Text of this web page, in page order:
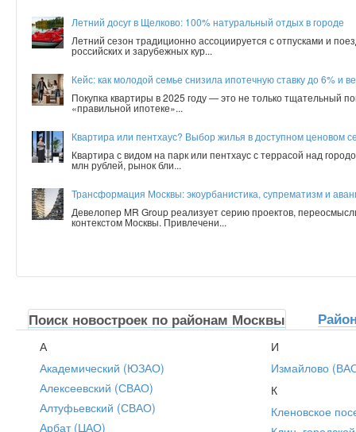
Летний досуг в Щелково: 100% натуральный отдых в городе
Летний сезон традиционно ассоциируется с отпусками и
российских и зарубежных кур...
Кейс: как молодой семье снизила ипотечную ставку до 6% и
Покупка квартиры в 2025 году — это не только тщательный
«правильной ипотеке»...
Квартира или пентхаус? Выбор жилья в доступном ценовом
Квартира с видом на парк или пентхаус с террасой над
млн рублей, рынок бли...
Трансформация Москвы: экоурбанистика, супрематизм и
Девелопер MR Group реализует серию проектов,
контекстом Москвы. Привлечени...
Поиск новостроек по районам Москвы
А
Академический (ЮЗАО)
Алексеевский (СВАО)
Алтуфьевский (СВАО)
Арбат (ЦАО)
И
Измайлово
К
Кленовское